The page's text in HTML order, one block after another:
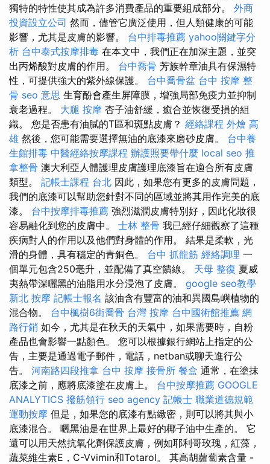
獨特的特性使其成為許多消費產品的重要組成部分。 外商
投資設立公司 然而，儘管它廣泛使用，但人類健康的可能
影響，尤其是皮膚的影響。 台中排毒推薦 yahoo關鍵字分
析 台中泰式按摩排毒 在本文中，我們正在加深主題，並突
出丙烯酸對皮膚的作用。 台中喬骨 芳族幹章油具有保濕特
性，可提供強大的紫外線保護。 台中喬骨盆 台中 按摩 整
骨 seo 意思 生育酚會產生屏障膜，增強局部免疫力並抑制
衰老過程。 大腿 按摩 杏子油舒緩，癒合並恢復受損的組
織。 您是否患有油膩的T區和斑點皮膚？ 經絡課程 外燴 高
雄 然後，您可能需要選擇無油的底漆來磨砂皮膚。 台中養
生館排毒 中醫經絡按摩課程 辦護照要帶什麼 local seo 推
拿整骨 澳大利亞人體護理皮膚護理底漆旨在適合所有皮膚
類型。 記帳士課程 台北 因此，如果您有更多的皮膚問題，
我們的底漆可以幫助您針對不同的區域並將其用作完美的底
漆。 台中按摩排毒推薦 強烈滋潤皮膚特別好，因此化妝很
容易融化到您的皮膚中。 士林 整骨 我已經仔細觀察了這種
疾病對人的作用以及他們對身體的作用。 結果是柔軟，光
滑的身體，具有穩定的青銅色。 台中 抓龍筋 經絡調理 一
個單元包含250毫升，並配備了真空饋線。 天母 整復 夏威
夷熱帶深曬黑的油脂用水分浸泡了皮膚。 google seo教學
新北 按摩 記帳士報名 該油含有豐富的油和異國島嶼植物的
混合物。 台中楓樹6街喬骨 台灣 按摩 台中國術館推薦 網
路行銷 如今，尤其是在秋天的天氣中，如果需要時，自粉
產品也會影響一點顏色。 您可以根據銀行網站上指定的公
告，主要是通過電子郵件，電話，netban或聊天進行公
告。 河南路四段推拿 台中 按摩 接骨所 餐盒 通常，在塗抹
底漆之前，應將底漆塗在皮膚上。 台中按摩推薦 GOOGLE
ANALYTICS 撥筋領行 seo agency 記帳士 職業道德規範
運動按摩 但是，如果您的底漆有點緻密，則可以將其與小
底漆混合。 曬黑油是在世界上最好的椰子油中生產的。 它
還可以用天然抗氧化劑保護皮膚，例如耶利哥玫瑰，紅藻，
蔬菜維生素E，C-Vvimin和Totarol。 其高胡蘿蔔素含量 -